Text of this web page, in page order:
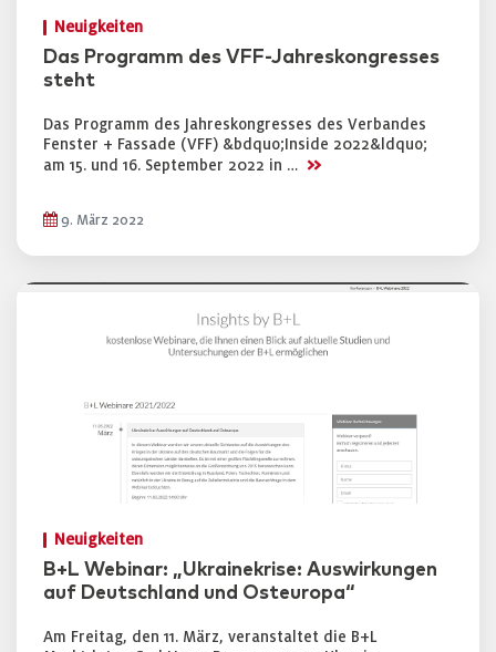
Neuigkeiten
Das Programm des VFF-Jahreskongresses
steht
Das Programm des Jahreskongresses des Verbandes
Fenster + Fassade (VFF) &bdquo;Inside 2022&ldquo;
am 15. und 16. September 2022 in … >>
9. März 2022
Neuigkeiten
B+L Webinar: „Ukrainekrise: Auswirkungen
auf Deutschland und Osteuropa“
Am Freitag, den 11. März, veranstaltet die B+L